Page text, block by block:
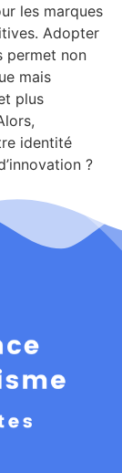
les marques
Adopter
permet non
mais
plus
identité
?